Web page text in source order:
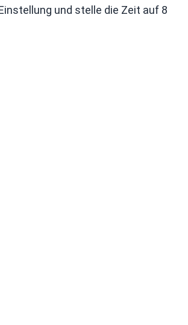
und stelle die Zeit auf 8